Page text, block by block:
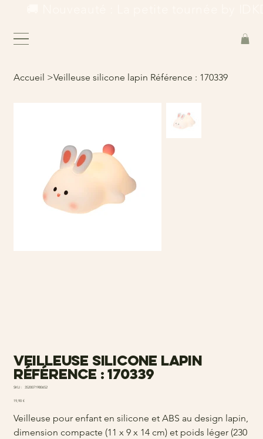
Accueil >Veilleuse silicone lapin Référence : 170339
Veilleuse silicone lapin
Référence : 170339
SKU :
SKU
3520071980652
Prix
19,90 €
Veilleuse pour enfant en silicone et ABS au design lapin,
dimension compacte (11 x 9 x 14 cm) et poids léger (230